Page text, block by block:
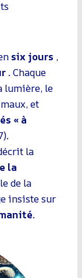
six jours ,
. Chaque
lumière, le
et
« à
la
la
de la
insiste sur
.